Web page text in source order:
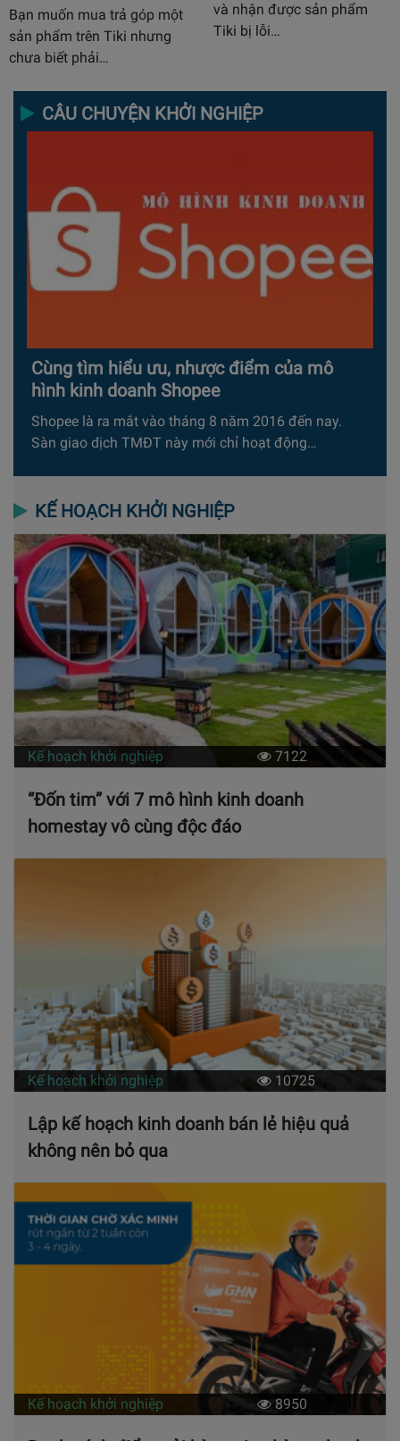
Bạn muốn mua trả góp một
sản phẩm trên Tiki nhưng
chưa biết phải…
và nhận được sản phẩm
Tiki bị lỗi…
CÂU CHUYỆN KHỞI NGHIỆP
Cùng tìm hiểu ưu, nhược điểm của mô
hình kinh doanh Shopee
Shopee là ra mắt vào tháng 8 năm 2016 đến nay.
Sàn giao dịch TMĐT này mới chỉ hoạt động…
KẾ HOẠCH KHỞI NGHIỆP
Kế hoạch khởi nghiệp 7122
“Đốn tim” với 7 mô hình kinh doanh
homestay vô cùng độc đáo
Kế hoạch khởi nghiệp 10725
Lập kế hoạch kinh doanh bán lẻ hiệu quả
không nên bỏ qua
Kế hoạch khởi nghiệp 8950